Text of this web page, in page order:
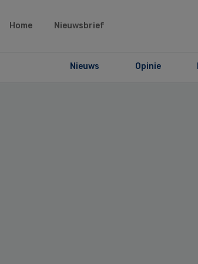
Home Nieuwsbrief
Nieuws Opinie